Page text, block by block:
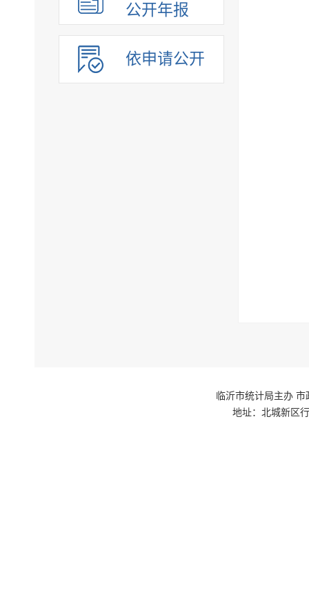
公开年报
依申请公开
临沂市统计局主办 市
地址：北城新区